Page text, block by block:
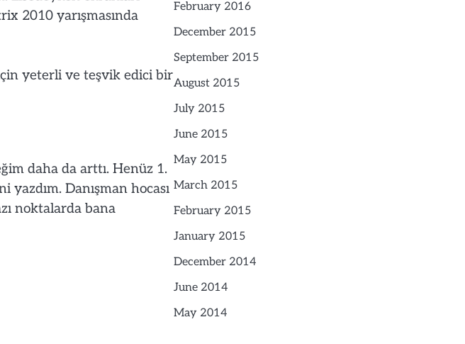
2010 yarışmasında
yeterli ve teşvik edici bir
daha da arttı. Henüz 1.
yazdım. Danışman hocası
noktalarda bana
February 2016
December 2015
September 2015
August 2015
July 2015
June 2015
May 2015
March 2015
February 2015
January 2015
December 2014
June 2014
May 2014